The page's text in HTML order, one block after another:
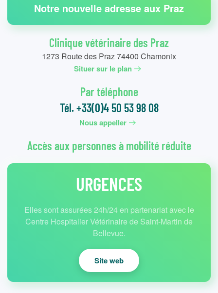
Notre nouvelle adresse aux Praz
Clinique vétérinaire des Praz
1273 Route des Praz 74400 Chamonix
Situer sur le plan
Par téléphone
Tél. +33(0)4 50 53 98 08
Nous appeller
Accès aux personnes à mobilité réduite
URGENCES
Elles sont assurées 24h/24 en partenariat avec le
Centre Hospitalier Vétérinaire de Saint-Martin de
Bellevue.
Site web